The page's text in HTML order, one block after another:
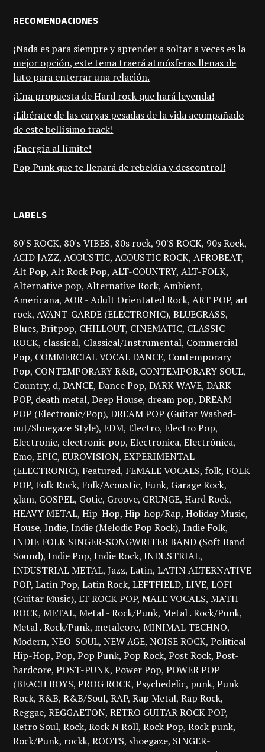
RECOMENDACIONES
¡Nada es para siempre y aprender a soltar a veces es la
mejor opción, este tema traerá atmósferas llenas de
luto para enterrar una relación.
¡Una propuesta de Hard rock que hará leyenda!
¡Libérate de las cargas pesadas de la vida acompañado
de este bellísimo track!
¡Energía al límite!
Pop Punk que te llenará de rebeldía y descontrol!
LABELS
80'S ROCK 80's VIBES 80s rock 90'S ROCK 90s Rock
ACID JAZZ ACOUSTIC ACOUSTIC ROCK AFROBEAT
Alt Pop Alt Rock Pop ALT-COUNTRY ALT-FOLK
Alternative pop Alternative Rock Ambient
Americana AOR - Adult Orientated Rock ART POP art
rock AVANT-GARDE (ELECTRONIC) BLUEGRASS
Blues Britpop CHILLOUT CINEMATIC CLASSIC
ROCK classical Classical/Instrumental Commercial
Pop COMMERCIAL VOCAL DANCE Contemporary
Pop CONTEMPORARY R&B CONTEMPORARY SOUL
Country d DANCE Dance Pop DARK WAVE DARK-
POP death metal Deep House dream pop DREAM
POP (Electronic/Pop) DREAM POP (Guitar Washed-
out/Shoegaze Style) EDM Electro Electro Pop
Electronic electronic pop Electronica Electrónica
Emo EPIC EUROVISION EXPERIMENTAL
(ELECTRONIC) Featured FEMALE VOCALS folk FOLK
POP Folk Rock Folk/Acoustic Funk Garage Rock
glam GOSPEL Gotic Groove GRUNGE Hard Rock
HEAVY METAL Hip-Hop Hip-hop/Rap Holiday Music
House Indie Indie (Melodic Pop Rock) Indie Folk
INDIE FOLK SINGER-SONGWRITER BAND (Soft Band
Sound) Indie Pop Indie Rock INDUSTRIAL
INDUSTRIAL METAL Jazz Latin LATIN ALTERNATIVE
POP Latin Pop Latin Rock LEFTFIELD LIVE LOFI
(Guitar Music) LT ROCK POP MALE VOCALS MATH
ROCK METAL Metal - Rock/Punk Metal . Rock/Punk
Metal . Rock/Punk metalcore MINIMAL TECHNO
Modern NEO-SOUL NEW AGE NOISE ROCK Political
Hip-Hop Pop Pop Punk Pop Rock Post Rock Post-
hardcore POST-PUNK Power Pop POWER POP
(BEACH BOYS PROG ROCK Psychedelic punk Punk
Rock R&B R&B/Soul RAP Rap Metal Rap Rock
Reggae REGGAETON RETRO GUITAR ROCK POP
Retro Soul Rock Rock N Roll Rock Pop Rock punk
Rock/Punk rockk ROOTS shoegaze SINGER-